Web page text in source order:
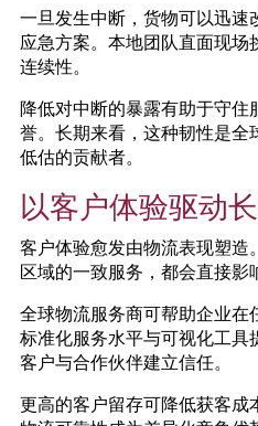
一旦发生中断，货物可以迅速
应急方案。本地团队直面现
连续性。
降低对中断的暴露有助于守住
誉。长期来看，这种韧性是全
低估的贡献者。
以客户体验驱动
客户体验愈发由物流表现塑造
区域的一致服务，都会直接影
全球物流服务商可帮助企业在
标准化服务水平与可视化工具
客户与合作伙伴建立信任。
更高的客户留存可降低获客成